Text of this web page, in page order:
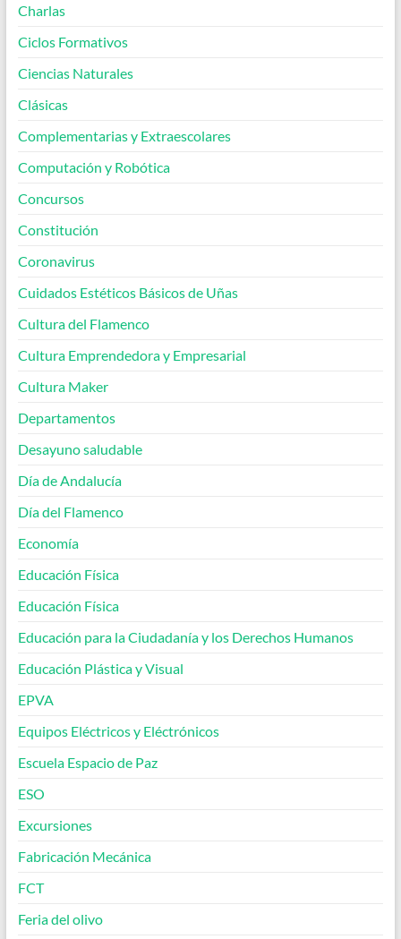
Charlas
Ciclos Formativos
Ciencias Naturales
Clásicas
Complementarias y Extraescolares
Computación y Robótica
Concursos
Constitución
Coronavirus
Cuidados Estéticos Básicos de Uñas
Cultura del Flamenco
Cultura Emprendedora y Empresarial
Cultura Maker
Departamentos
Desayuno saludable
Día de Andalucía
Día del Flamenco
Economía
Educación Física
Educación Física
Educación para la Ciudadanía y los Derechos Humanos
Educación Plástica y Visual
EPVA
Equipos Eléctricos y Eléctrónicos
Escuela Espacio de Paz
ESO
Excursiones
Fabricación Mecánica
FCT
Feria del olivo